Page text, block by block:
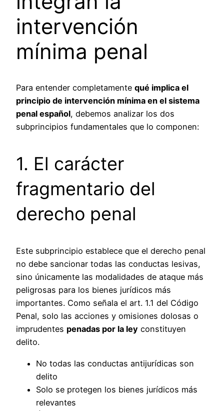
intervención
mínima penal
Para entender completamente qué implica el
principio de intervención mínima en el sistema
penal español, debemos analizar los dos
subprincipios fundamentales que lo componen:
1. El carácter
fragmentario del
derecho penal
Este subprincipio establece que el derecho penal
no debe sancionar todas las conductas lesivas,
sino únicamente las modalidades de ataque más
peligrosas para los bienes jurídicos más
importantes. Como señala el art. 1.1 del Código
Penal, solo las acciones y omisiones dolosas o
imprudentes penadas por la ley constituyen
delito.
No todas las conductas antijurídicas son
delito
Solo se protegen los bienes jurídicos más
relevantes